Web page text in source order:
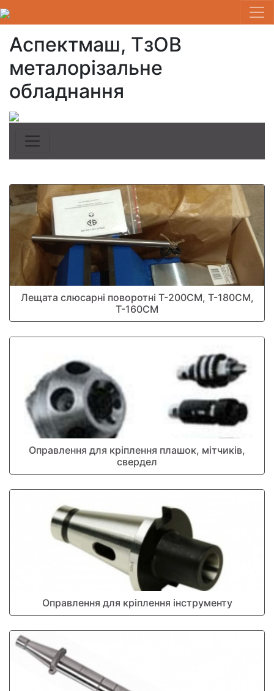
Аспектмаш, ТзОВ
металорізальне
обладнання
Лещата слюсарні поворотні Т-200СМ, Т-180СМ,
Т-160СМ
Оправлення для кріплення плашок, мітчиків,
свердел
Оправлення для кріплення інструменту